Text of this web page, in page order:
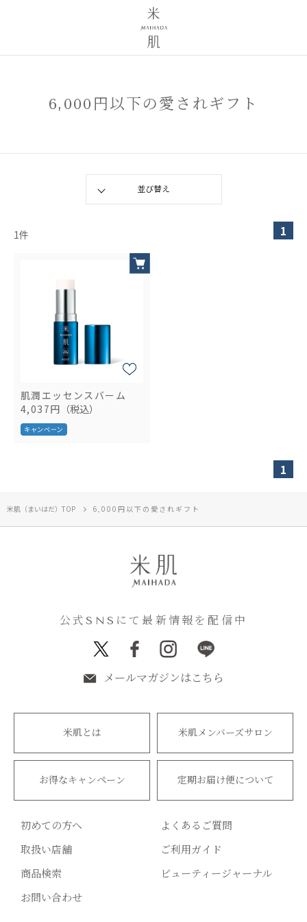
6,000円以下の愛されギフト
1件 1
肌潤エッセンスバーム
4,037円 （税込）
1
米肌（まいはだ）TOP 6,000円以下の愛されギフト
公式SNSにて最新情報を配信中
メールマガジンはこちら
米肌とは 米肌メンバーズサロン
お得なキャンペーン 定期お届け便について
初めての方へ
よくあるご質問
取扱い店舗
ご利用ガイド
商品検索
ビューティージャーナル
お問い合わせ